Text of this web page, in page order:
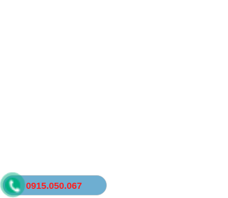
0915.050.067